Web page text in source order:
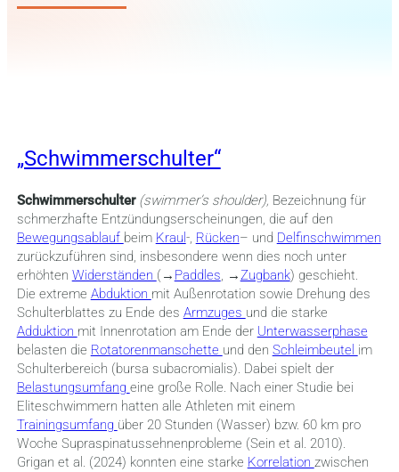
„Schwimmerschulter“
Schwimmerschulter (swimmer’s shoulder), Bezeichnung für
schmerzhafte Entzündungserscheinungen, die auf den
Bewegungsablauf beim Kraul -, Rücken– und Delfinschwimmen
zurückzuführen sind, insbesondere wenn dies noch unter
erhöhten Widerständen (→ Paddles, →Zugbank) geschieht.
Die extreme Abduktion mit Außenrotation sowie Drehung des
Schulterblattes zu Ende des Armzuges und die starke
Adduktion mit Innenrotation am Ende der Unterwasserphase
belasten die Rotatorenmanschette und den Schleimbeutel im
Schulterbereich (bursa subacromialis). Dabei spielt der
Belastungsumfang eine große Rolle. Nach einer Studie bei
Eliteschwimmern hatten alle Athleten mit einem
Trainingsumfang über 20 Stunden (Wasser) bzw. 60 km pro
Woche Supraspinatussehnenprobleme (Sein et al. 2010).
Grigan et al. (2024) konnten eine starke Korrelation zwischen